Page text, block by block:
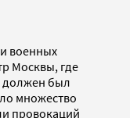
военных
Москвы, где
был
множество
провокаций